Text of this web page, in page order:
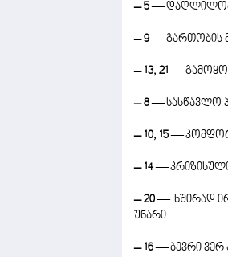
– 5—
– 9— გართობის
– 13, 21—
– 8— სასწავლო
– 10, 15—
– 14—
– 20— ხშირად
უნარი.
– 16— ბევრი ვერ